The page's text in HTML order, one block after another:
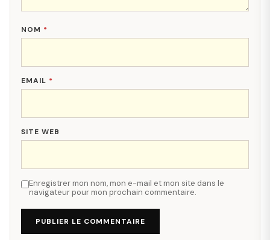
NOM *
EMAIL *
SITE WEB
Enregistrer mon nom, mon e-mail et mon site dans le
navigateur pour mon prochain commentaire.
PUBLIER LE COMMENTAIRE